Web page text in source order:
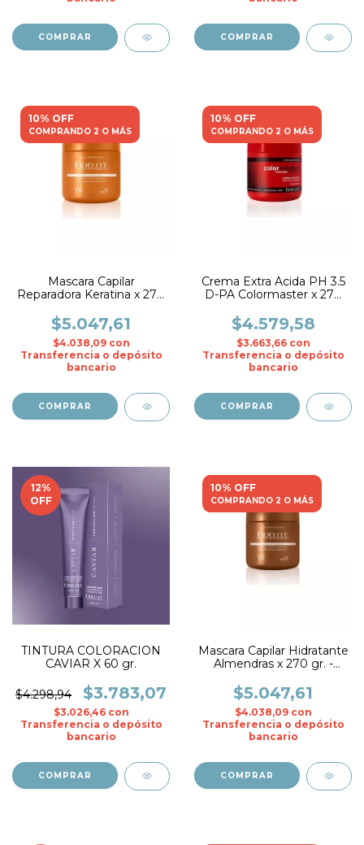
COMPRAR COMPRAR
10% OFF
COMPRANDO 2 O MÁS
Mascara Capilar
Reparadora Keratina x 270
$5.047,61
$4.038,09 con
Transferencia o depósito
bancario
10% OFF
COMPRANDO 2 O MÁS
Crema Extra Acida PH 3.5
D-PA Colormaster x 270
$4.579,58
$3.663,66 con
Transferencia o depósito
bancario
12%
OFF
TINTURA COLORACION
CAVIAR X 60 gr.
$4.298,94 $3.783,07
$3.026,46 con
Transferencia o depósito
bancario
COMPRAR
10% OFF
COMPRANDO 2 O MÁS
Mascara Capilar Hidratante
Almendras x 270 gr. -
$5.047,61
$4.038,09 con
Transferencia o depósito
bancario